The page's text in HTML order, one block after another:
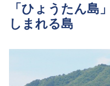
「ひょうたん島
しまれる島